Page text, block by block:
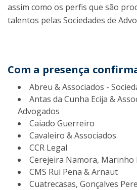
assim como os perfis que são
talentos pelas Sociedades de
Com a presença
Abreu & Associados -
Antas da Cunha Ecija &
Advogados
Caiado Guerreiro
Cavaleiro & Associados
CCR Legal
Cerejeira Namora, Marinho
CMS Rui Pena & Arnaut
Cuatrecasas, Gonçalves